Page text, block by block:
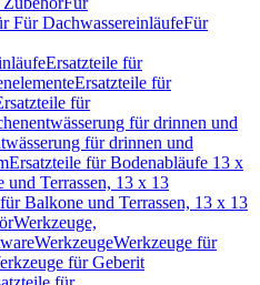
Für DachwassereinläufeFür
Ersatzteile für
Ersatzteile für
für
für drinnen und
für drinnen und
Ersatzteile für Bodenabläufe 13 x
Terrassen, 13 x 13
Balkone und Terrassen, 13 x 13
Werkzeuge,
WerkzeugeWerkzeuge für
für Geberit